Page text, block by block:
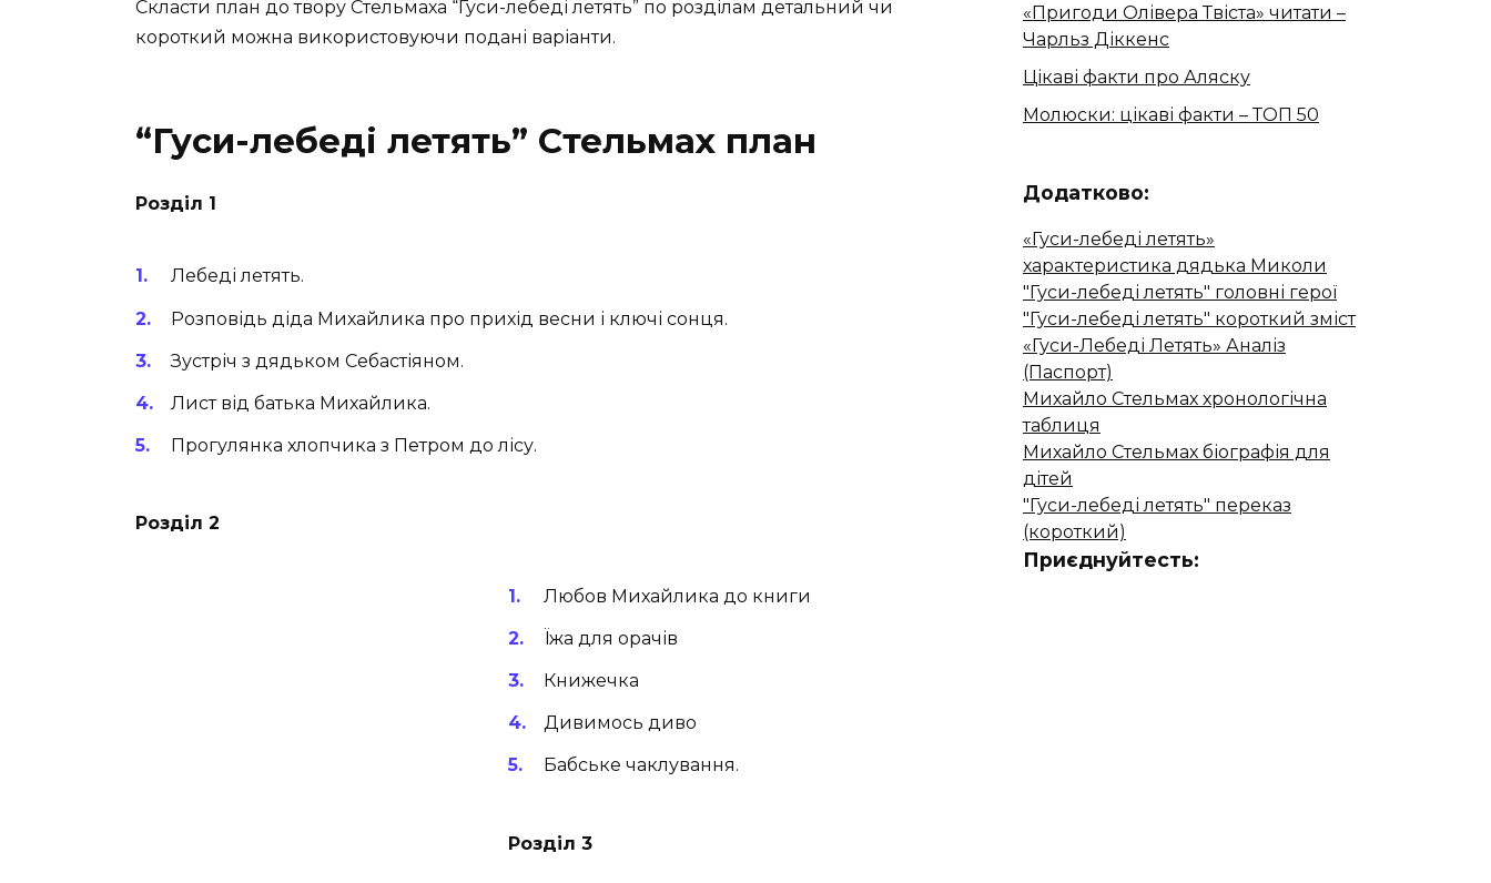
Скласти план до твору Стельмаха “Гуси-лебеді летять” по розділам детальний чи
короткий можна використовуючи подані варіанти.
“Гуси-лебеді летять” Стельмах план
Розділ 1
Лебеді летять.
Розповідь діда Михайлика про прихід весни і ключі сонця.
Зустріч з дядьком Себастіяном.
Лист від батька Михайлика.
Прогулянка хлопчика з Петром до лісу.
Розділ 2
Любов Михайлика до книги
Їжа для орачів
Книжечка
Дивимось диво
Бабське чаклування.
Розділ 3
«Пригоди Олівера Твіста» читати –
Чарльз Діккенс
Цікаві факти про Аляску
Молюски: цікаві факти – ТОП 50
Додатково:
«Гуси-лебеді летять»
характеристика дядька Миколи
"Гуси-лебеді летять" головні герої
"Гуси-лебеді летять" короткий зміст
«Гуси-Лебеді Летять» Аналіз
(Паспорт)
Михайло Стельмах хронологічна
таблиця
Михайло Стельмах біографія для
дітей
"Гуси-лебеді летять" переказ
(короткий)
Приєднуйтесть: